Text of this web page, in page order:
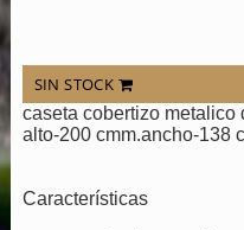
SIN STOCK
caseta cobertizo metalico
alto-200 cmm.ancho-138
Características